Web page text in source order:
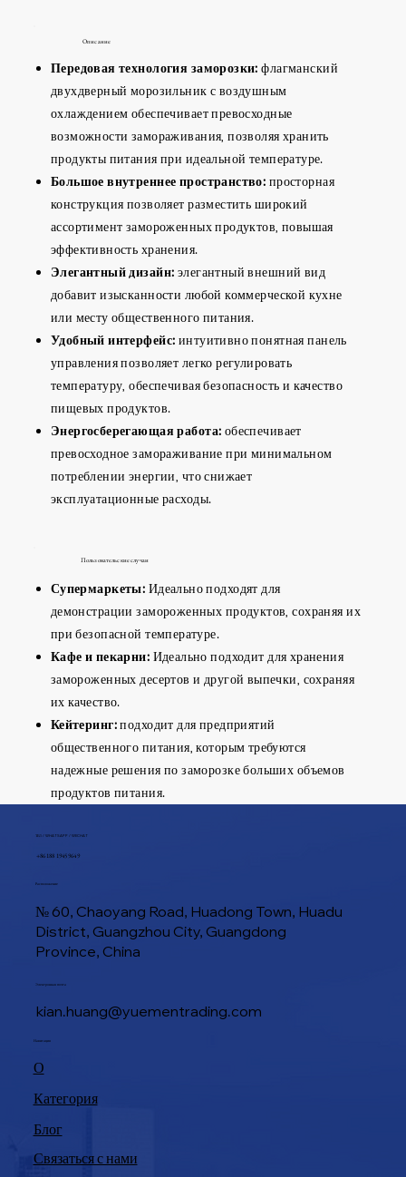
Передовая технология заморозки: флагманский
двухдверный морозильник с воздушным
охлаждением обеспечивает превосходные
возможности замораживания, позволяя хранить
продукты питания при идеальной температуре.
Большое внутреннее пространство: просторная
конструкция позволяет разместить широкий
ассортимент замороженных продуктов, повышая
эффективность хранения.
Элегантный дизайн: элегантный внешний вид
добавит изысканности любой коммерческой кухне
или месту общественного питания.
Удобный интерфейс: интуитивно понятная панель
управления позволяет легко регулировать
температуру, обеспечивая безопасность и качество
пищевых продуктов.
Энергосберегающая работа: обеспечивает
превосходное замораживание при минимальном
потреблении энергии, что снижает
эксплуатационные расходы.
Описание
Пользовательские случаи
Супермаркеты: Идеально подходят для
демонстрации замороженных продуктов, сохраняя их
при безопасной температуре.
Кафе и пекарни: Идеально подходит для хранения
замороженных десертов и другой выпечки, сохраняя
их качество.
Кейтеринг:подходит для предприятий
общественного питания, которым требуются
надежные решения по заморозке больших объемов
продуктов питания.
ТЕЛ / WHATSAPP / WECHAT
+86 188 1945 9649
Расположение
№ 60, Chaoyang Road, Huadong Town, Huadu
District, Guangzhou City, Guangdong
Province, China
kian.huang@yuementrading.com
Электронная почта
Навигация
О
Категория
Блог
Связаться с нами